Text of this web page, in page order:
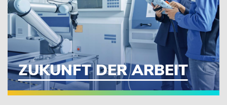
ZUKUNFT DER ARBEIT